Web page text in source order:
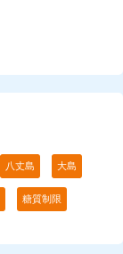
八丈島 大島
糖質制限